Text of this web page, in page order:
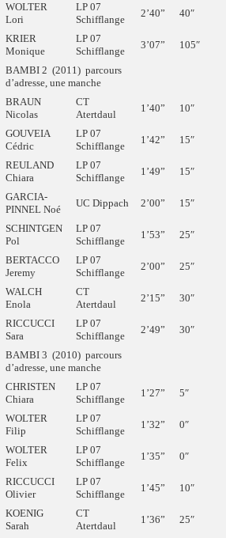
WOLTER
Lori
LP 07
Schifflange
2’40” 40″
KRIER
Monique
LP 07
Schifflange
3’07” 105″
BAMBI 2 (2011) parcours
d’adresse, une manche
BRAUN
Nicolas
CT
Atertdaul
1’40” 10″
GOUVEIA
Cédric
LP 07
Schifflange
1’42” 15″
REULAND
Chiara
LP 07
Schifflange
1’49” 15″
GARCIA-
PINNEL Noé
UC Dippach 2’00” 15″
SCHINTGEN
Pol
LP 07
Schifflange
1’53” 25″
BERTACCO
Jeremy
LP 07
Schifflange
2’00” 25″
WALCH
Enola
CT
Atertdaul
2’15” 30″
RICCUCCI
Sara
LP 07
Schifflange
2’49” 30″
BAMBI 3 (2010) parcours
d’adresse, une manche
CHRISTEN
Chiara
LP 07
Schifflange
1’27” 5″
WOLTER
Filip
LP 07
Schifflange
1’32” 0″
WOLTER
Felix
LP 07
Schifflange
1’35” 0″
RICCUCCI
Olivier
LP 07
Schifflange
1’45” 10″
KOENIG
Sarah
CT
Atertdaul
1’36” 25″